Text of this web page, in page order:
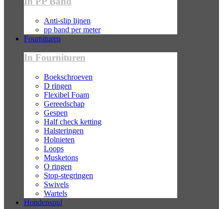
Anti-slip lijnen
pp band per meter
Fournituren
In Fournituren
Boekschroeven
D ringen
Flexibel Foam
Gereedschap
Gespen
Half check ketting
Halsteringen
Holnieten
Loops
Musketons
O ringen
Stop-stegringen
Swivels
Wartels
Hondenspul